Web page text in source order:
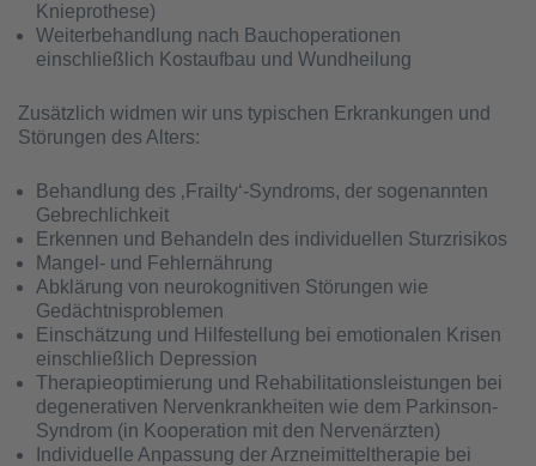
Knieprothese)
Weiterbehandlung nach Bauchoperationen
einschließlich Kostaufbau und Wundheilung
Zusätzlich widmen wir uns typischen Erkrankungen und
Störungen des Alters:
Behandlung des ‚Frailty‘-Syndroms, der sogenannten
Gebrechlichkeit
Erkennen und Behandeln des individuellen Sturzrisikos
Mangel- und Fehlernährung
Abklärung von neurokognitiven Störungen wie
Gedächtnisproblemen
Einschätzung und Hilfestellung bei emotionalen Krisen
einschließlich Depression
Therapieoptimierung und Rehabilitationsleistungen bei
degenerativen Nervenkrankheiten wie dem Parkinson-
Syndrom (in Kooperation mit den Nervenärzten)
Individuelle Anpassung der Arzneimitteltherapie bei